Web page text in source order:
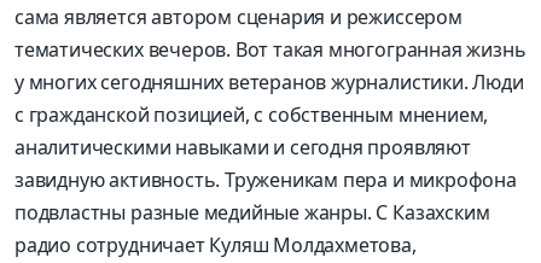
сама является автором сценария и режиссером
тематических вечеров. Вот такая многогранная жизнь
у многих сегодняшних ветеранов журналистики. Люди
с гражданской позицией, с собственным мнением,
аналитическими навыками и сегодня проявляют
завидную активность. Труженикам пера и микрофона
подвластны разные медийные жанры. С Казахским
радио сотрудничает Куляш Молдахметова,